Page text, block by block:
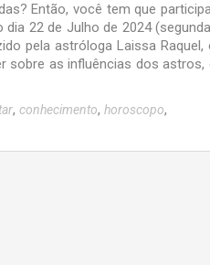
Então, você tem que
dia 22 de Julho de 2024
pela astróloga Laissa Raquel,
sobre as influências dos astros,
, conhecimento, horoscopo,